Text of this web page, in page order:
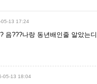
05-13 17:24
음???나랑 동년배인줄 알았는디
05-13 18:04